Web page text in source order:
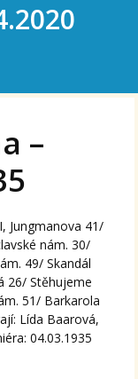
–
Jungmanova 41/
nám. 30/
49/ Skandál
26/ Stěhujeme
51/ Barkarola
Lída Baarová,
04.03.1935